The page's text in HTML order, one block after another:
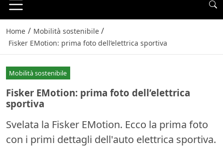
Home / Mobilità sostenibile /
Fisker EMotion: prima foto dell’elettrica sportiva
Mobilità sostenibile
Fisker EMotion: prima foto dell’elettrica
sportiva
Svelata la Fisker EMotion. Ecco la prima foto
con i primi dettagli dell'auto elettrica sportiva.